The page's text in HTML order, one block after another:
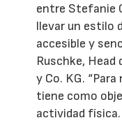
entre Stefanie
llevar un estilo
accesible y
Ruschke,
y Co. KG.
tiene como
actividad física.